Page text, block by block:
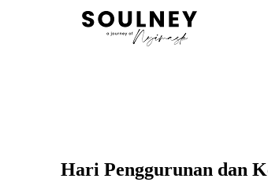
Hari Penggurunan dan